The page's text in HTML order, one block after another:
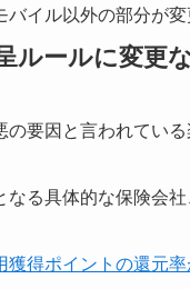
バイル以外の部分が
ルールに変更
の要因と言われてい
なる具体的な保険会
獲得ポイントの還元